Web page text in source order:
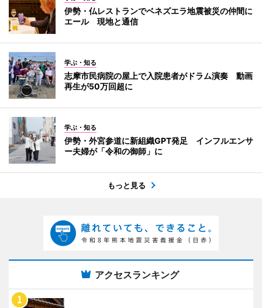
伊勢・仏レストランでベネズエラ地震被災の仲間に
エール 現地と通信
学ぶ・知る
志摩市民病院の屋上で入院患者がドラム演奏 動画
再生が50万回超に
学ぶ・知る
伊勢・外宮参道に新組織GPT発足 インフルエンサ
ー夫婦が「令和の御師」に
もっと見る
アクセスランキング